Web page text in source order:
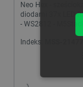
Neo Hex -
diodami 37x LED
- WS2812 -
Indeks: